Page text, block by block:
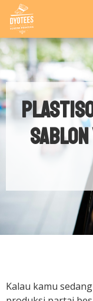
Sablon
Kalau kamu